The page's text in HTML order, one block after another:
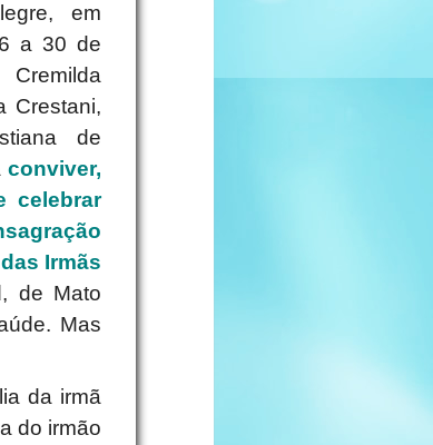
em
a 30 de
Crestani,
de
conviver,
celebrar
Irmãs
de Mato
Mas
da irmã
do irmão